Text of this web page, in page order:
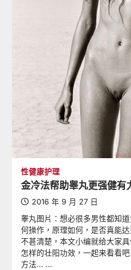
性健康护理
金冷法帮助睾丸更强健有
2016 年 9 月 27 日
睾丸图片：想必很多男性都知
何操作，原理如何，是否真能
不甚清楚，本文小编就给大家
怎样的壮阳功效，一起来看看
方法… …